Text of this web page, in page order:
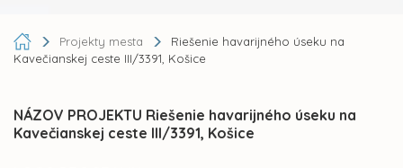
Projekty mesta
Riešenie havarijného úseku na
Kavečianskej ceste III/3391, Košice
NÁZOV PROJEKTU Riešenie havarijného úseku na
Kavečianskej ceste III/3391, Košice